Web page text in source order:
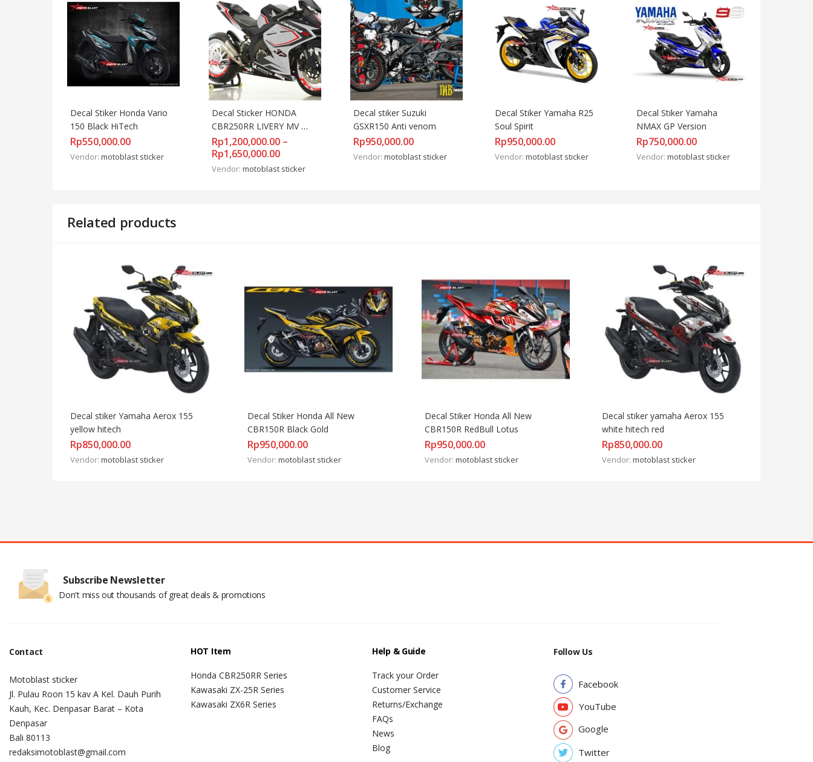
Decal Stiker Honda Vario
150 Black HiTech
Rp550,000.00
Vendor: motoblast sticker
Decal Sticker HONDA
CBR250RR LIVERY MV
AGUSTA F4 RC BLACK
FULL BODY
Rp1,200,000.00 –
Rp1,650,000.00
Vendor: motoblast sticker
Decal stiker Suzuki
GSXR150 Anti venom
Rp950,000.00
Vendor: motoblast sticker
Decal Stiker Yamaha R25
Soul Spirit
Rp950,000.00
Vendor: motoblast sticker
Decal Stiker Yamaha
NMAX GP Version
Rp750,000.00
Vendor: motoblast sticker
Related products
Decal stiker Yamaha Aerox 155
yellow hitech
Rp850,000.00
Vendor: motoblast sticker
Decal Stiker Honda All New
CBR150R Black Gold
Rp950,000.00
Vendor: motoblast sticker
Decal Stiker Honda All New
CBR150R RedBull Lotus
Rp950,000.00
Vendor: motoblast sticker
Decal stiker yamaha Aerox 155
white hitech red
Rp850,000.00
Vendor: motoblast sticker
Subscribe Newsletter
Don't miss out thousands of great deals & promotions
Contact
Motoblast sticker
Jl. Pulau Roon 15 kav A Kel. Dauh Purih
Kauh, Kec. Denpasar Barat – Kota
Denpasar
Bali 80113
redaksimotoblast@gmail.com
HOT Item
Honda CBR250RR Series
Kawasaki ZX-25R Series
Kawasaki ZX6R Series
Help & Guide
Track your Order
Customer Service
Returns/Exchange
FAQs
News
Blog
Follow Us
Facebook
YouTube
Google
Twitter